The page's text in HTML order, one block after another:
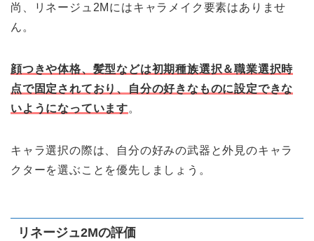
尚、リネージュ2Mにはキャラメイク要素はありませ
ん。
顔つきや体格、髪型などは初期種族選択＆職業選択時
点で固定されており、自分の好きなものに設定できな
いようになっています。
キャラ選択の際は、自分の好みの武器と外見のキャラ
クターを選ぶことを優先しましょう。
リネージュ2Mの評価